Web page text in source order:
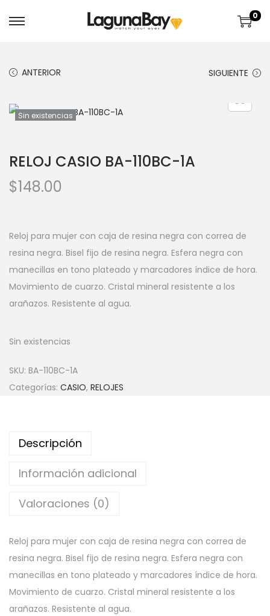
0
ANTERIOR SIGUIENTE
Sin existencias
RELOJ CASIO BA-110BC-1A
$148.00
Reloj para mujer con caja de resina negra con correa de
resina negra. Bisel fijo de resina negra. Esfera negra con
manecillas en tono plateado y marcadores índice de hora.
Movimiento de cuarzo. Cristal mineral resistente a los
arañazos. Resistente al agua.
Sin existencias
SKU: BA-110BC-1A
Categorías: CASIO, RELOJES
Descripción
Información adicional
Valoraciones (0)
Reloj para mujer con caja de resina negra con correa de
resina negra. Bisel fijo de resina negra. Esfera negra con
manecillas en tono plateado y marcadores índice de hora.
Movimiento de cuarzo. Cristal mineral resistente a los
arañazos. Resistente al agua.